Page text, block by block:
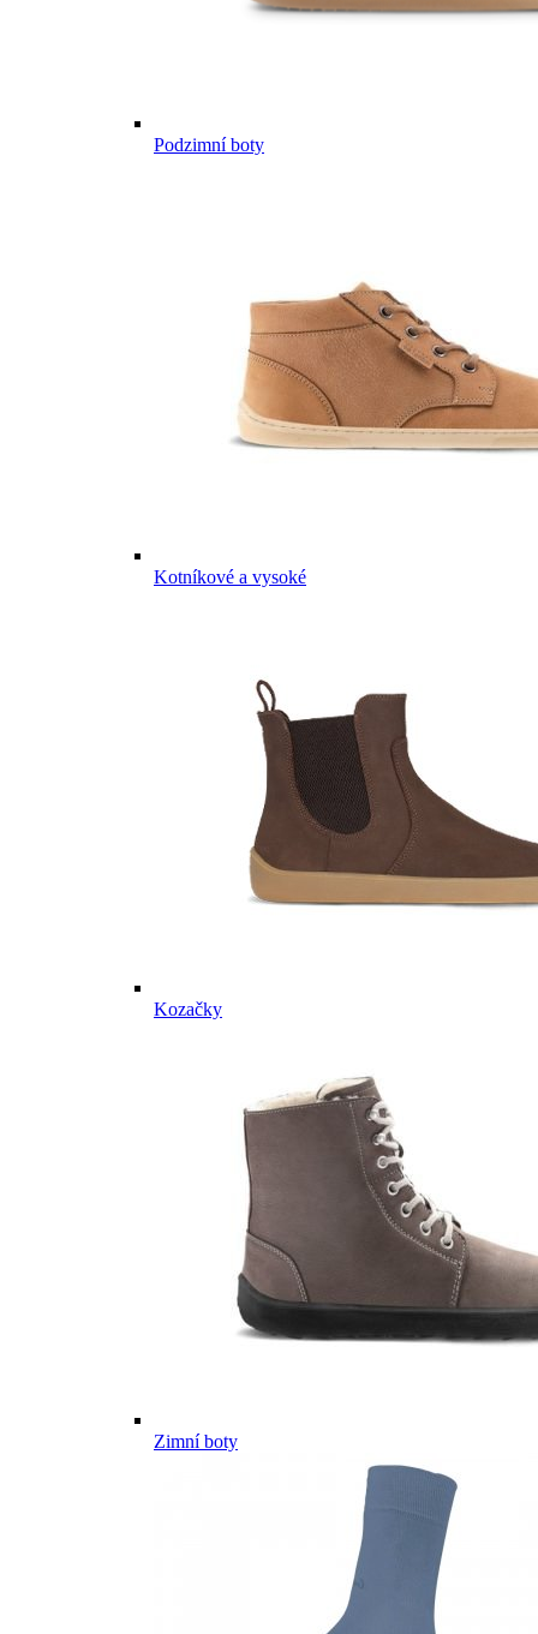
Podzimní boty
Kotníkové a vysoké
Kozačky
Zimní boty